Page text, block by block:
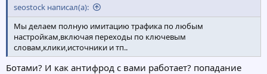
seostock написал(а):
Мы делаем полную имитацию трафика по любым
настройкам,включая переходы по ключевым
словам,клики,источники и тп..
Ботами? И как антифрод с вами работает? попадание